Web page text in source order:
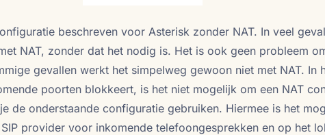
beschreven voor Asterisk zonder NAT. In veel
NAT, zonder dat het nodig is. Het is ook geen probleem
gevallen werkt het simpelweg gewoon niet met NAT. In
poorten blokkeert, is het niet mogelijk om een NAT
de onderstaande configuratie gebruiken. Hiermee is het
provider voor inkomende telefoongesprekken en op het